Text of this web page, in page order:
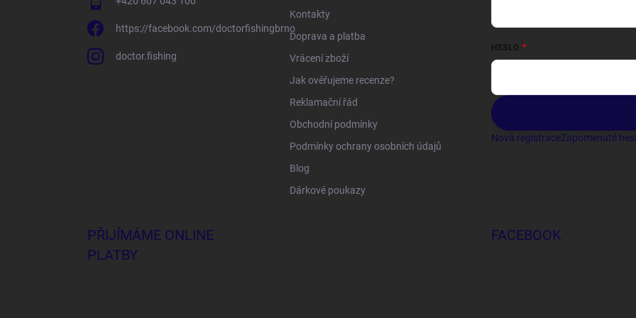
https://facebook.com/doctorfishingbrno
doctor.fishing
Kontakty
Doprava a platba
Vrácení zboží
Jak ověřujeme recenze?
Reklamační řád
Obchodní podmínky
Podmínky ochrany osobních údajů
Blog
Dárkové poukazy
HESLO
Nová registraceZapomenuté
PŘIJÍMÁME ONLINE
PLATBY
FACEBOOK